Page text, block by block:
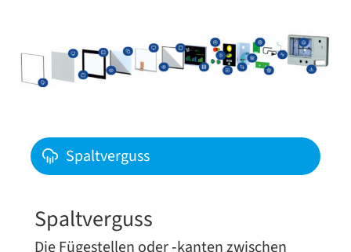
Spaltverguss
Spaltverguss
Die Fügestellen oder ‑kan­ten zwi­schen